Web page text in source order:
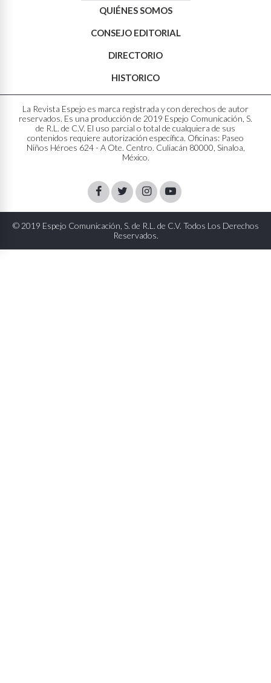
QUIÉNES SOMOS
CONSEJO EDITORIAL
DIRECTORIO
HISTORICO
La Revista Espejo es marca registrada y con derechos de autor
reservados. Es una producción de 2019 Espejo Comunicación, S.
de R.L. de C.V. El uso parcial o total de cualquiera de sus
contenidos requiere autorización específica. Oficinas: Paseo
Niños Héroes 624 - A Ote. Centro. Culiacán 80000, Sinaloa,
México.
FacebookTwitterInstagram
Youtube
© 2019 Espejo Comunicación, S. de R.L. de C.V. Todos Los Derechos
Reservados.